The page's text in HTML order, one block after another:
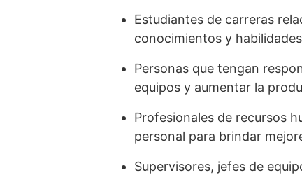
Estudiantes de carreras
conocimientos y
Personas que tengan
equipos y aumentar la
Profesionales de recursos
personal para brindar
Supervisores, jefes de